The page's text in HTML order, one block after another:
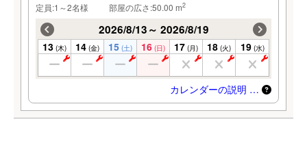
定員:1～2名様 部屋の広さ:50.00 m2
2026/8/13～ 2026/8/19
13 (木) 14 (金) 15 (土) 16 (日) 17 (月) 18 (火) 19 (水)
カレンダーの説明 …